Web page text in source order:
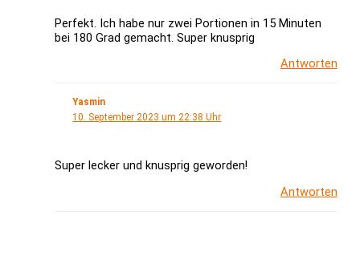
Perfekt. Ich habe nur zwei Portionen in 15 Minuten
bei 180 Grad gemacht. Super knusprig
Antworten
Yasmin
10. September 2023 um 22:38 Uhr
Super lecker und knusprig geworden!
Antworten